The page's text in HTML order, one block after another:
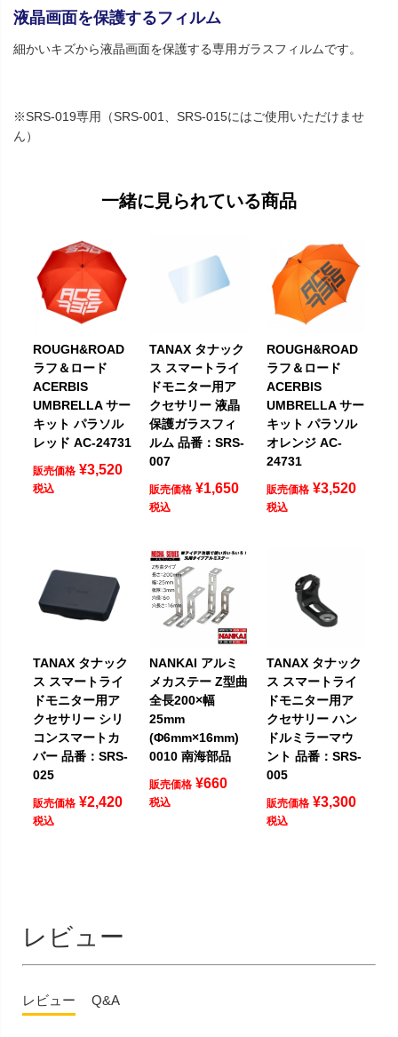
液晶画面を保護するフィルム
細かいキズから液晶画面を保護する専用ガラスフィルムです。
※SRS-019専用（SRS-001、SRS-015にはご使用いただけませ
ん）
一緒に見られている商品
ROUGH&ROAD
ラフ＆ロード
ACERBIS
UMBRELLA サー
キット パラソル
レッド AC-24731
販売価格 ¥3,520
税込
TANAX タナック
ス スマートライ
ドモニター用ア
クセサリー 液晶
保護ガラスフィ
ルム 品番：SRS-
007
販売価格 ¥1,650
税込
ROUGH&ROAD
ラフ＆ロード
ACERBIS
UMBRELLA サー
キット パラソル
オレンジ AC-
24731
販売価格 ¥3,520
税込
TANAX タナック
ス スマートライ
ドモニター用ア
クセサリー シリ
コンスマートカ
バー 品番：SRS-
025
販売価格 ¥2,420
税込
NANKAI アルミ
メカステー Z型曲
全長200×幅
25mm
(Φ6mm×16mm)
0010 南海部品
販売価格 ¥660
税込
TANAX タナック
ス スマートライ
ドモニター用ア
クセサリー ハン
ドルミラーマウ
ント 品番：SRS-
005
販売価格 ¥3,300
税込
レビュー
レビュー Q&A